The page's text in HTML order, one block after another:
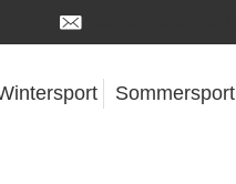
Sommersport